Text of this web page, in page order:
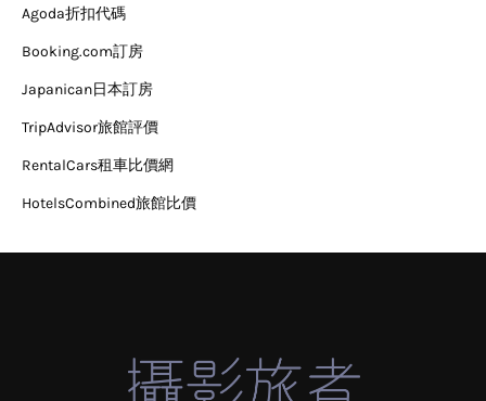
Agoda折扣代碼
Booking.com訂房
Japanican日本訂房
TripAdvisor旅館評價
RentalCars租車比價網
HotelsCombined旅館比價